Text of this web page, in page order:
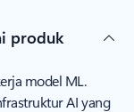
produk
model ML.
AI yang